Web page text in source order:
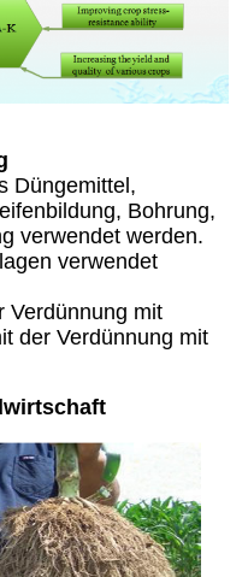
Düngemittel,
Bohrung,
verwendet werden.
verwendet
Verdünnung mit
der Verdünnung mit